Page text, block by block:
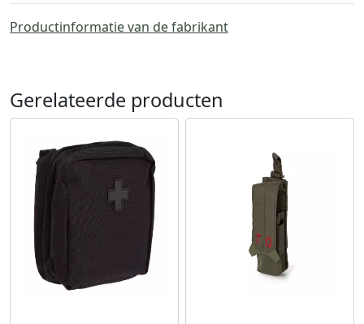
Productinformatie van de fabrikant
Gerelateerde producten